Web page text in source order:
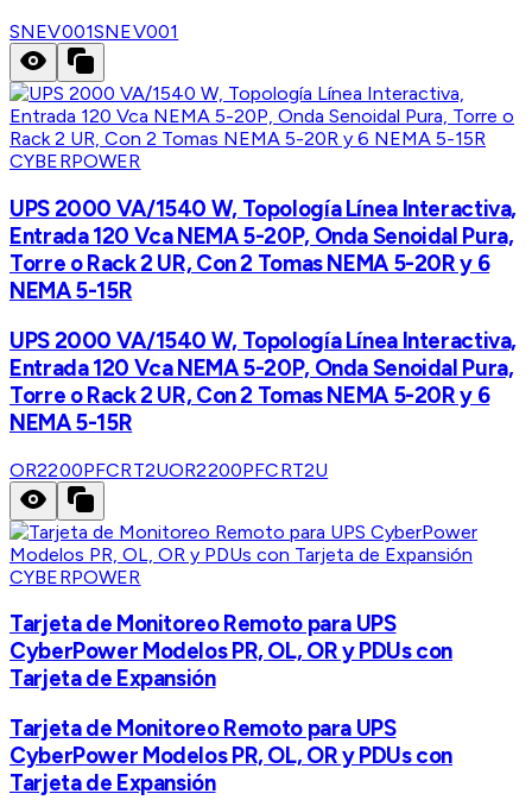
SNEV001SNEV001
CYBERPOWER
UPS 2000 VA/1540 W, Topología Línea Interactiva,
Entrada 120 Vca NEMA 5-20P, Onda Senoidal Pura,
Torre o Rack 2 UR, Con 2 Tomas NEMA 5-20R y 6
NEMA 5-15R
UPS 2000 VA/1540 W, Topología Línea Interactiva,
Entrada 120 Vca NEMA 5-20P, Onda Senoidal Pura,
Torre o Rack 2 UR, Con 2 Tomas NEMA 5-20R y 6
NEMA 5-15R
OR2200PFCRT2UOR2200PFCRT2U
CYBERPOWER
Tarjeta de Monitoreo Remoto para UPS
CyberPower Modelos PR, OL, OR y PDUs con
Tarjeta de Expansión
Tarjeta de Monitoreo Remoto para UPS
CyberPower Modelos PR, OL, OR y PDUs con
Tarjeta de Expansión